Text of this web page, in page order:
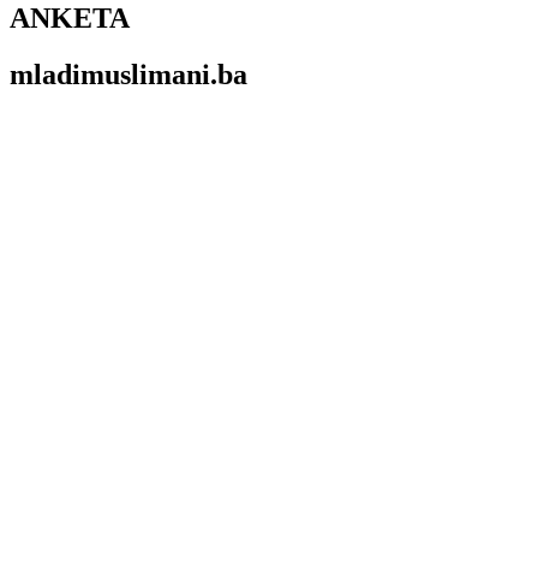
ANKETA
mladimuslimani.ba